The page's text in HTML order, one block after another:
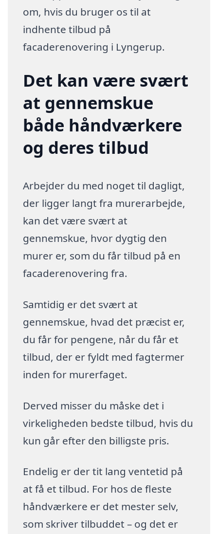
om, hvis du bruger os til at
indhente tilbud på
facaderenovering i Lyngerup.
Det kan være svært
at gennemskue
både håndværkere
og deres tilbud
Arbejder du med noget til dagligt,
der ligger langt fra murerarbejde,
kan det være svært at
gennemskue, hvor dygtig den
murer er, som du får tilbud på en
facaderenovering fra.
Samtidig er det svært at
gennemskue, hvad det præcist er,
du får for pengene, når du får et
tilbud, der er fyldt med fagtermer
inden for murerfaget.
Derved misser du måske det i
virkeligheden bedste tilbud, hvis du
kun går efter den billigste pris.
Endelig er der tit lang ventetid på
at få et tilbud. For hos de fleste
håndværkere er det mester selv,
som skriver tilbuddet – og det er